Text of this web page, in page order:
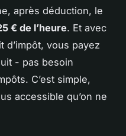
après déduction, le
€ de l’heure. Et avec
d’impôt, vous payez
- pas besoin
C’est simple,
accessible qu’on ne